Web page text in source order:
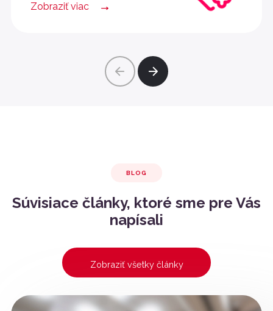
Zobraziť viac
BLOG
Súvisiace články, ktoré sme pre Vás
napísali
Zobraziť všetky články